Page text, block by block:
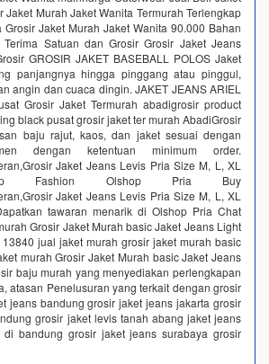
Jaket Murah Jaket Wanita Termurah Terlengkap
Jaket Murah Jaket Wanita 90.000 Bahan
Satuan dan Grosir Grosir Jaket Jeans
GROSIR JAKET BASEBALL POLOS Jaket
panjangnya hingga pinggang atau pinggul,
angin dan cuaca dingin. JAKET JEANS ARIEL
Grosir Jaket Termurah abadigrosir product
black pusat grosir jaket ter murah AbadiGrosir
baju rajut, kaos, dan jaket sesuai dengan
dengan ketentuan minimum order.
Jaket Jeans Levis Pria Size M, L, XL
Fashion Olshop Pria Buy
Jaket Jeans Levis Pria Size M, L, XL
tawaran menarik di Olshop Pria Chat
Grosir Jaket Murah basic Jaket Jeans Light
jual jaket murah grosir jaket murah basic
murah Grosir Jaket Murah basic Jaket Jeans
baju murah yang menyediakan perlengkapan
atasan Penelusuran yang terkait dengan grosir
jeans bandung grosir jaket jeans jakarta grosir
grosir jaket levis tanah abang jaket jeans
bandung grosir jaket jeans surabaya grosir